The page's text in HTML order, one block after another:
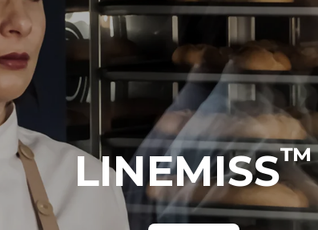
LINEMISS™